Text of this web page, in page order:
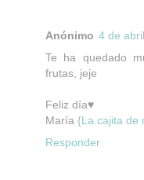
Anónimo 4 de
Te ha quedado
frutas, jeje
Feliz día♥
María {La cajita de
Responder